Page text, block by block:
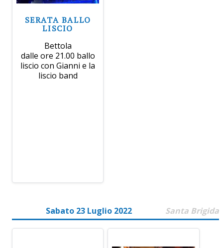
SERATA BALLO
LISCIO
Bettola
dalle ore 21.00 ballo
liscio con Gianni e la
liscio band
Sabato 23 Luglio 2022 Santa Brigida